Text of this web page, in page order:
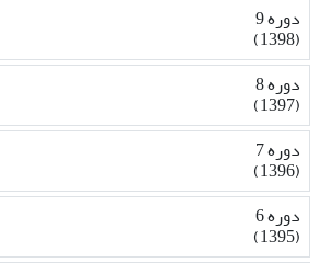
دوره 9
(1398)
دوره 8
(1397)
دوره 7
(1396)
دوره 6
(1395)